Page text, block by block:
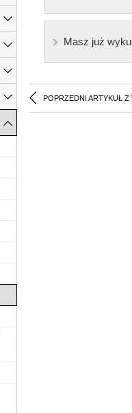
Masz już
POPRZEDNI ARTYKUŁ Z